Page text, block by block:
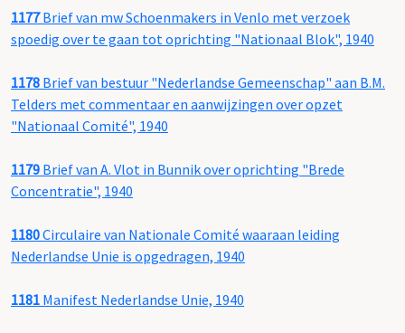
1177Brief van mw Schoenmakers in Venlo met verzoek
spoedig over te gaan tot oprichting "Nationaal Blok", 1940
1178 Brief van bestuur "Nederlandse Gemeenschap" aan B.M.
Telders met commentaar en aanwijzingen over opzet
"Nationaal Comité", 1940
1179 Brief van A. Vlot in Bunnik over oprichting "Brede
Concentratie", 1940
1180Circulaire van Nationale Comité waaraan leiding
Nederlandse Unie is opgedragen, 1940
1181 Manifest Nederlandse Unie, 1940